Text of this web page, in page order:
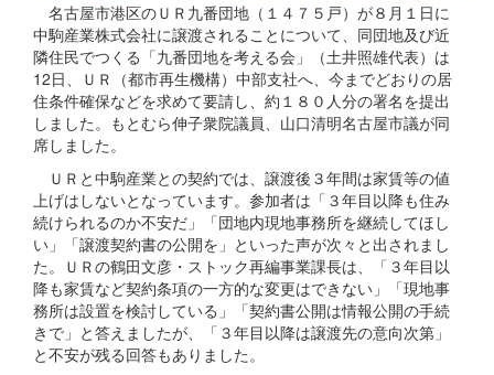
名古屋市港区のＵＲ九番団地（１４７５戸）が８月１日に
中駒産業株式会社に譲渡されることについて、同団地及び近
隣住民でつくる「九番団地を考える会」（土井照雄代表）は
12日、ＵＲ（都市再生機構）中部支社へ、今までどおりの居
住条件確保などを求めて要請し、約１８０人分の署名を提出
しました。もとむら伸子衆院議員、山口清明名古屋市議が同
席しました。
ＵＲと中駒産業との契約では、譲渡後３年間は家賃等の値
上げはしないとなっています。参加者は「３年目以降も住み
続けられるのか不安だ」「団地内現地事務所を継続してほし
い」「譲渡契約書の公開を」といった声が次々と出されまし
た。ＵＲの鶴田文彦・ストック再編事業課長は、「３年目以
降も家賃など契約条項の一方的な変更はできない」「現地事
務所は設置を検討している」「契約書公開は情報公開の手続
きで」と答えましたが、「３年目以降は譲渡先の意向次第」
と不安が残る回答もありました。